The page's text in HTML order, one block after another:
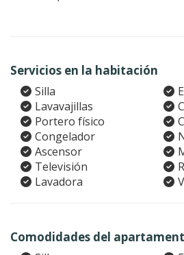
Servicios en la habitación
Silla
Lavavajillas
Portero físico
Congelador
Ascensor
Televisión
Lavadora
Comodidades del